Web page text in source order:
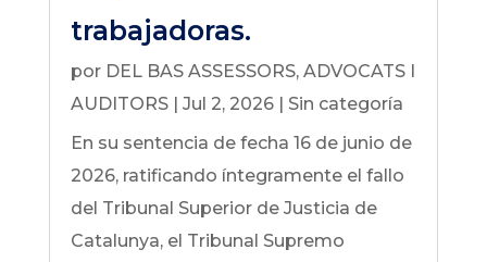
trabajadoras.
por DEL BAS ASSESSORS, ADVOCATS I
AUDITORS| Jul 2, 2026| Sin categoría
En su sentencia de fecha 16 de junio de
2026, ratificando íntegramente el fallo
del Tribunal Superior de Justicia de
Catalunya, el Tribunal Supremo